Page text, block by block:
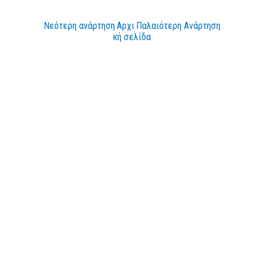
Νεότερη ανάρτηση Παλαιότερη Ανάρτηση
Αρχι
κή σελίδα